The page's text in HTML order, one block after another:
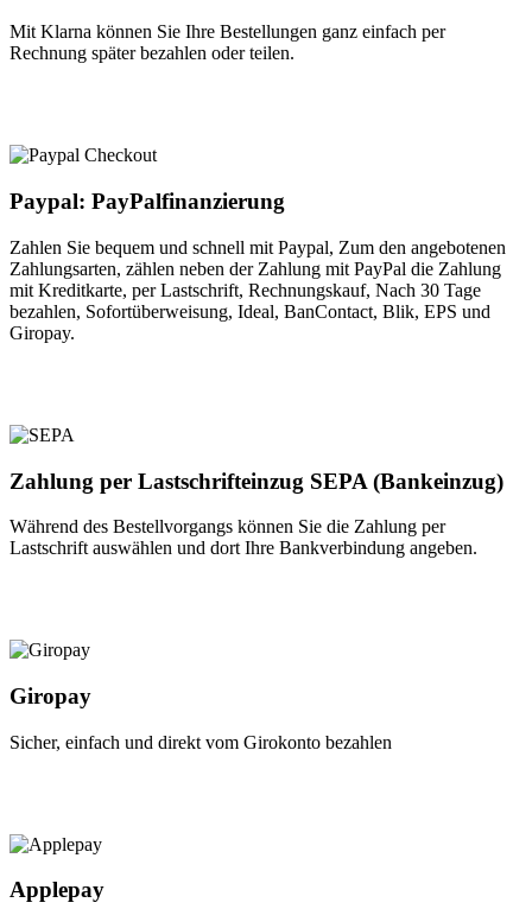
Mit Klarna können Sie Ihre Bestellungen ganz einfach per
Rechnung später bezahlen oder teilen.
Paypal: PayPalfinanzierung
Zahlen Sie bequem und schnell mit Paypal, Zum den angebotenen
Zahlungsarten, zählen neben der Zahlung mit PayPal die Zahlung
mit Kreditkarte, per Lastschrift, Rechnungskauf, Nach 30 Tage
bezahlen, Sofortüberweisung, Ideal, BanContact, Blik, EPS und
Giropay.
Zahlung per Lastschrifteinzug SEPA (Bankeinzug)
Während des Bestellvorgangs können Sie die Zahlung per
Lastschrift auswählen und dort Ihre Bankverbindung angeben.
Giropay
Sicher, einfach und direkt vom Girokonto bezahlen
Applepay